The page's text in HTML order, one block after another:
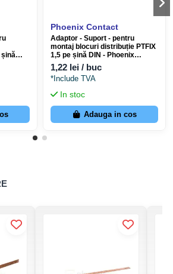
pentru multimetru.
Certificat conform DIN EN 45545-2 (HL
aplicații în industria de transport.
6X1,5 PK
4055626432670
6
șină
Phoenix Contact
Adaptor - Suport - pentru
montaj blocuri distribuție PTFIX
1,5 pe șină DIN - Phoenix
Contact 1049498
1,22 lei / buc
*Include TVA
In stoc
Adauga in cos